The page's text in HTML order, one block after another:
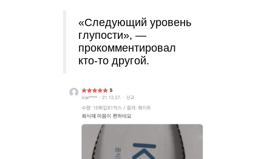
«Следующий уровень
глупости», —
прокомментировал
кто-то другой.